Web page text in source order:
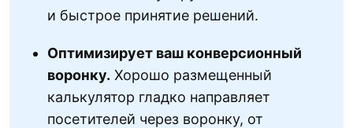
и быстрое принятие решений.
Оптимизирует ваш конверсионный
воронку. Хорошо размещенный
калькулятор гладко направляет
посетителей через воронку, от